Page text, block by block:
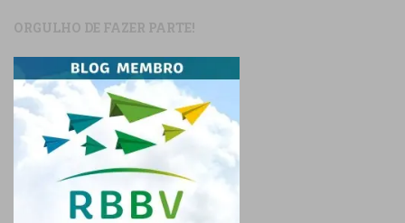
ORGULHO DE FAZER PARTE!